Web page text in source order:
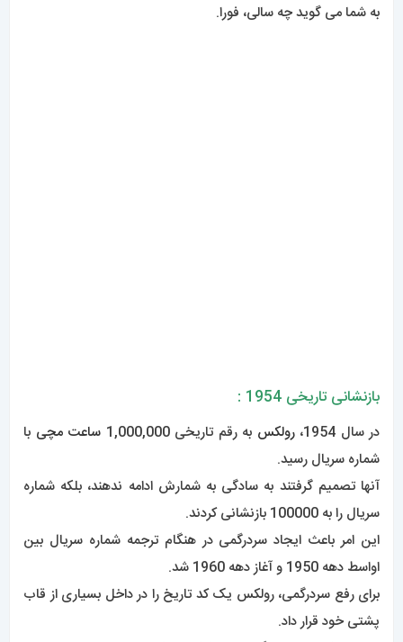
به شما می گوید چه سالی، فورا.
آنها تصمیم گرفتند به سادگی به شمارش ادامه ندهند، بلکه شماره
سریال را به 100000 بازنشانی کردند.
این امر باعث ایجاد سردرگمی در هنگام ترجمه شماره سریال بین
اواسط دهه 1950 و آغاز دهه 1960 شد.
برای رفع سردرگمی، رولکس یک کد تاریخ را در داخل بسیاری از قاب
پشتی خود قرار داد.
در حالی که این سردرگمی را برطرف می کند، اما بررسی تاریخ تولید
ساعت خود را در صورتی که در این دوره تولید شده باشد برای افراد
عادی دشوار می کند.
پشت قاب فقط باید توسط یک سرویس دهنده دارای مجوز